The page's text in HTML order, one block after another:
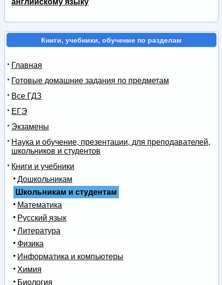
английскому языку
Книги, учебники, обучение по разделам
Главная
Готовые домашние задания по предметам
Все ГДЗ
ЕГЭ
Экзамены
Наука и обучение, презентации, для преподавателей,
школьников и студентов
Книги и учебники
Дошкольникам
Школьникам и студентам
Математика
Русский язык
Литература
Физика
Информатика и компьютеры
Химия
Биология